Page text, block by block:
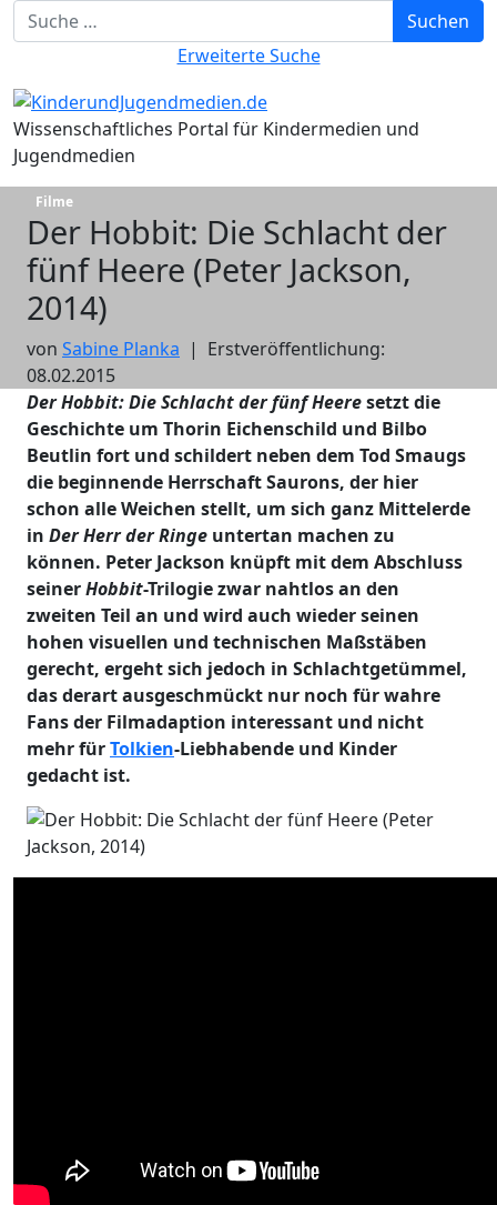
Suchbegriff eingebenSuchen
Erweiterte Suche
Wissenschaftliches Portal für Kindermedien und
Jugendmedien
Filme
Der Hobbit: Die Schlacht der
fünf Heere (Peter Jackson,
2014)
von Sabine Planka | Erstveröffentlichung:
08.02.2015
Der Hobbit: Die Schlacht der fünf Heeresetzt die
Geschichte um Thorin Eichenschild und Bilbo
Beutlin fort und schildert neben dem Tod Smaugs
die beginnende Herrschaft Saurons, der hier
schon alle Weichen stellt, um sich ganz Mittelerde
in Der Herr der Ringe untertan machen zu
können. Peter Jackson knüpft mit dem Abschluss
seinerHobbit-Trilogie zwar nahtlos an den
zweiten Teil an und wird auch wieder seinen
hohen visuellen und technischen Maßstäben
gerecht, ergeht sich jedoch in Schlachtgetümmel,
das derart ausgeschmückt nur noch für wahre
Fans der Filmadaption interessant und nicht
mehr fürTolkien-Liebhabende und Kinder
gedacht ist.